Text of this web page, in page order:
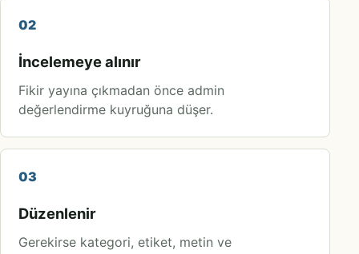
02
İncelemeye alınır
Fikir yayına çıkmadan önce admin
değerlendirme kuyruğuna düşer.
03
Düzenlenir
Gerekirse kategori, etiket, metin ve